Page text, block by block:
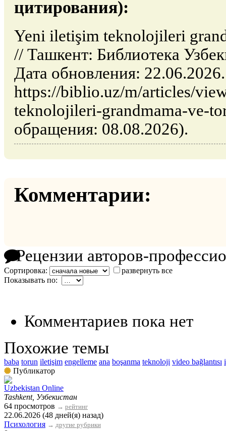
цитирования):
Yeni iletişim teknolojileri
// Ташкент: Библиотека
Дата обновления:
https://biblio.uz/m/articles/
teknolojileri-grandmama-ve-
обращения: 08.08.2026).
Комментарии:
Рецензии авторов-
Сортировка:
развернуть все
Показывать по:
Комментариев пока нет
Похожие темы
baba torun iletişim engelleme ana boşanma teknoloji video bağlantısı
Публикатор
Uzbekistan Online
Tashkent, Узбекистан
64 просмотров → рейтинг
22.06.2026 (48 дней(я) назад)
Психология → другие рубрики